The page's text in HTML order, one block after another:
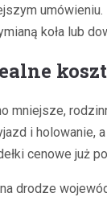
umówieniu.
koła lub
mniejsze,
i holowanie,
cenowe już
drodze